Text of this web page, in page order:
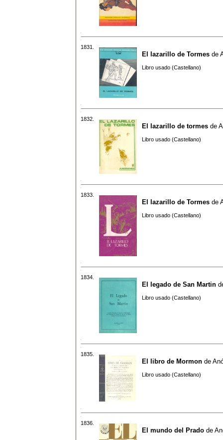
1831.
El lazarillo de Tormes de
Libro usado (Castellano)
1832.
El lazarillo de tormes de
Libro usado (Castellano)
1833.
El lazarillo de Tormes de
Libro usado (Castellano)
1834.
El legado de San Martin
Libro usado (Castellano)
1835.
El libro de Mormon de
Libro usado (Castellano)
1836.
El mundo del Prado de